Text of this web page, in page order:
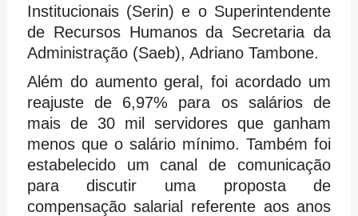
Institucionais (Serin) e o Superintendente
de Recursos Humanos da Secretaria da
Administração (Saeb), Adriano Tambone.
Além do aumento geral, foi acordado um
reajuste de 6,97% para os salários de
mais de 30 mil servidores que ganham
menos que o salário mínimo. Também foi
estabelecido um canal de comunicação
para discutir uma proposta de
compensação salarial referente aos anos